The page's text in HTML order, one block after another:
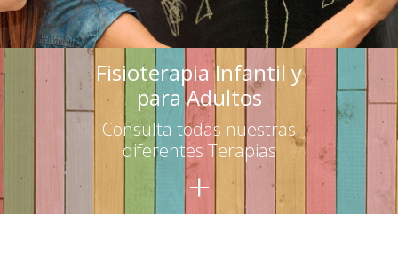
-- Terapias Infantiles
-- Terapias para adultos
Escuelas
-- Asesoramiento
-- Talleres para educadores
-- Talleres para familias
Fisioterapia Infantil y
para Adultos
Consulta todas nuestras
diferentes Terapias
+